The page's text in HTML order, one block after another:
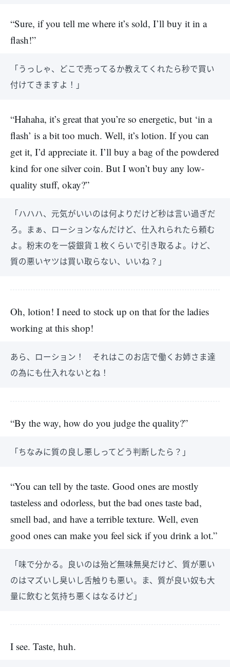
“Sure, if you tell me where it’s sold, I’ll buy it in a
flash!”
「うっしゃ、どこで売ってるか教えてくれたら秒で買い
付けてきますよ！」
“Hahaha, it’s great that you’re so energetic, but ‘in a
flash’ is a bit too much. Well, it’s lotion. If you can
get it, I’d appreciate it. I’ll buy a bag of the powdered
kind for one silver coin. But I won’t buy any low-
quality stuff, okay?”
「ハハハ、元気がいいのは何よりだけど秒は言い過ぎだ
ろ。まぁ、ローションなんだけど、仕入れられたら頼む
よ。粉末のを一袋銀貨１枚くらいで引き取るよ。けど、
質の悪いヤツは買い取らない、いいね？」
Oh, lotion! I need to stock up on that for the ladies
working at this shop!
あら、ローション！ それはこのお店で働くお姉さま達
の為にも仕入れないとね！
“By the way, how do you judge the quality?”
「ちなみに質の良し悪しってどう判断したら？」
“You can tell by the taste. Good ones are mostly
tasteless and odorless, but the bad ones taste bad,
smell bad, and have a terrible texture. Well, even
good ones can make you feel sick if you drink a lot.”
「味で分かる。良いのは殆ど無味無臭だけど、質が悪い
のはマズいし臭いし舌触りも悪い。ま、質が良い奴も大
量に飲むと気持ち悪くはなるけど」
I see. Taste, huh.